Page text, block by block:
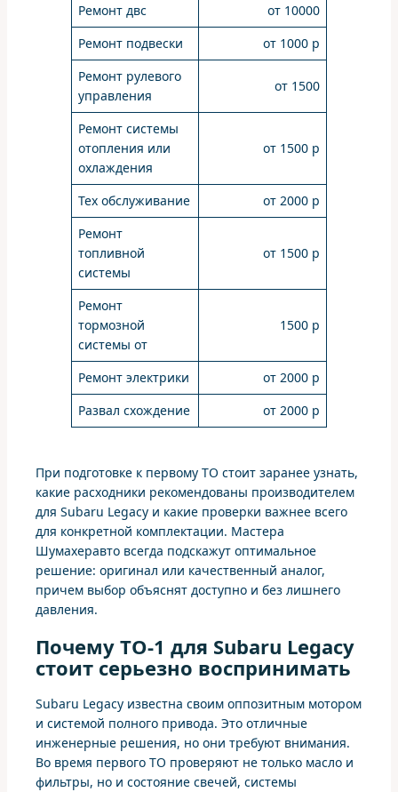
Ремонт двс
от 10000
Ремонт подвески
от 1000 р
Ремонт рулевого
управления
от 1500
Ремонт системы
отопления или
охлаждения
от 1500 р
Тех обслуживание
от 2000 р
Ремонт
топливной
системы
от 1500 р
Ремонт
тормозной
системы от
1500 р
Ремонт электрики
от 2000 р
Развал схождение
от 2000 р
При подготовке к первому ТО стоит заранее узнать,
какие расходники рекомендованы производителем
для Subaru Legacy и какие проверки важнее всего
для конкретной комплектации. Мастера
Шумахеравто всегда подскажут оптимальное
решение: оригинал или качественный аналог,
причем выбор объяснят доступно и без лишнего
давления.
Почему ТО-1 для Subaru Legacy
стоит серьезно воспринимать
Subaru Legacy известна своим оппозитным мотором
и системой полного привода. Это отличные
инженерные решения, но они требуют внимания.
Во время первого ТО проверяют не только масло и
фильтры, но и состояние свечей, системы